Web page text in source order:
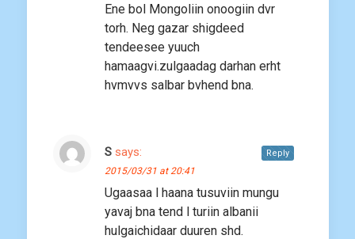
Ene bol Mongoliin onoogiin dvr
torh. Neg gazar shigdeed
tendeesee yuuch
hamaagvi.zulgaadag darhan erht
hvmvvs salbar bvhend bna.
S says:
2015/03/31 at 20:41
Ugaasaa l haana tusuviin mungu
yavaj bna tend l turiin albanii
hulgaichidaar duuren shd.
Reply